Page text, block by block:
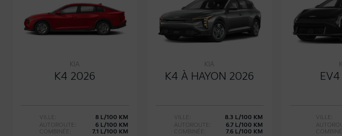
KIA
K4 2026
VILLE:
8 L/100 KM
AUTOROUTE:
6 L/100 KM
COMBINÉE:
7.1 L/100 KM
KIA
K4 À HAYON 2026
VILLE:
8.3 L/100 KM
AUTOROUTE:
6.7 L/100 KM
COMBINÉE:
7.6 L/100 KM
VILLE: